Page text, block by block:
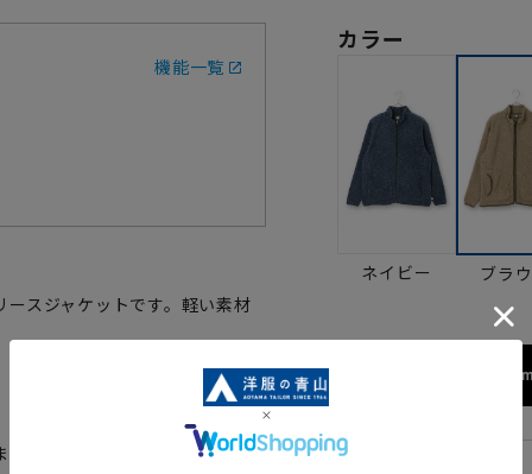
機能一覧
スジャケットです。軽い素材
。
カラー
ネイビー ブラ